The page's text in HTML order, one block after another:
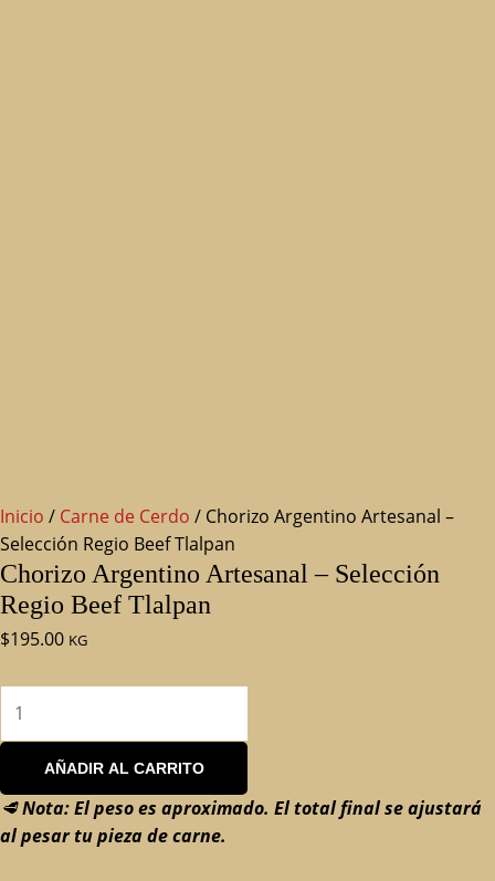
Inicio / Carne de Cerdo / Chorizo Argentino Artesanal –
Selección Regio Beef Tlalpan
Chorizo Argentino Artesanal – Selección
Regio Beef Tlalpan
$195.00 KG
AÑADIR AL CARRITO
🥩Nota: El peso es aproximado. El total final se ajustará
al pesar tu pieza de carne.